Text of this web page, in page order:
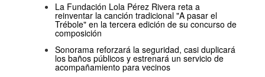
La Fundación Lola Pérez Rivera reta a
reinventar la canción tradicional "A pasar el
Trébole" en la tercera edición de su concurso de
composición
Sonorama reforzará la seguridad, casi duplicará
los baños públicos y estrenará un servicio de
acompañamiento para vecinos